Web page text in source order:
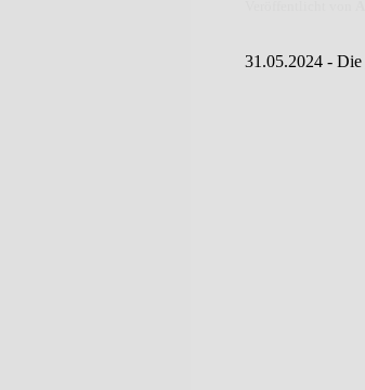
31.05.2024 - Die